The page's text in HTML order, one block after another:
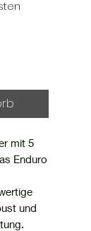
mit 5
Enduro
und